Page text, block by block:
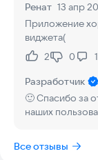
Вы сможете
В приложении
день, списки для
Приложение
Ренат 13 апр
Приложение
виджета(
Нравится:
2Не 0 1
Разработчик
🙂 Спасибо за
наших
замечания и
функционал
Все отзывы